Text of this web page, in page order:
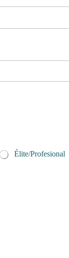
Élite/Profesional